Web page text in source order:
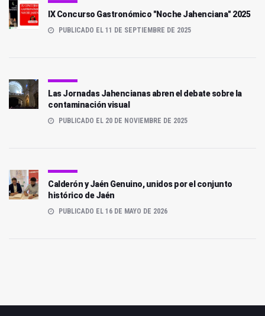
IX Concurso Gastronómico "Noche Jahenciana" 2025
PUBLICADO EL 11 DE SEPTIEMBRE DE 2025
Las Jornadas Jahencianas abren el debate sobre la
contaminación visual
PUBLICADO EL 20 DE NOVIEMBRE DE 2025
Calderón y Jaén Genuino, unidos por el conjunto
histórico de Jaén
PUBLICADO EL 16 DE MAYO DE 2026